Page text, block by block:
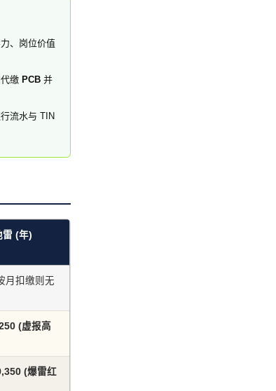
、岗位价值
缴 PCB并
流水与 TIN
雷 (年)
月扣缴则无
(虚报高
(爆雷红